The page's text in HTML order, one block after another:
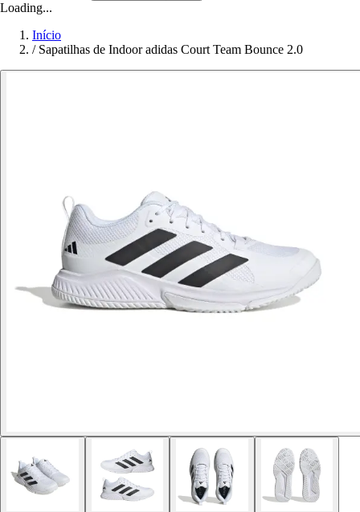
Loading...
Início
/ Sapatilhas de Indoor adidas Court Team Bounce 2.0